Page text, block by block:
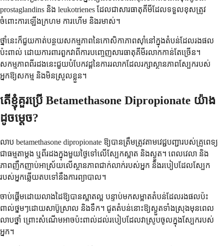
prostaglandins និង leukotrienes ដែល​ជា​សារធាតុ​គីមី​ដែល​ទទួល​ខុស​ត្រូវ​
ចំពោះ​ការ​ឡើង​ក្រហម ការ​ហើម និង​រមាស់។
ថ្នាំ​នេះ​ក៏​ជួយ​កាត់​បន្ថយ​សកម្មភាព​នៃ​កោសិកា​ភាពស៊ាំ​នៅ​ក្នុង​តំបន់​ដែល​រង​ផល​
ប៉ះពាល់ ដោយ​ការពារ​ពួកវា​ពី​ការ​បញ្ចេញ​សារធាតុ​គីមី​រលាក​កាន់តែ​ច្រើន។
សកម្មភាព​ពីរ​ដង​នេះ​ជួយ​បំបែក​វដ្ត​នៃ​ការ​រលាក​ដែល​រក្សា​ស្ថានភាព​ស្បែក​របស់​
អ្នក​ឱ្យ​សកម្ម និង​មិន​ស្រួល​ខ្លួន។
តើ​ខ្ញុំ​គួរ​ប្រើ Betamethasone Dipropionate យ៉ាង​
ដូច​ម្តេច?
លាប betamethasone dipropionate ឱ្យ​បាន​ត្រឹមត្រូវ​តាម​វេជ្ជបញ្ជា​របស់​គ្រូពេទ្យ
ជា​ធម្មតា​ម្តង ឬ​ពីរ​ដង​ក្នុង​មួយ​ថ្ងៃ​ទៅ​លើ​ស្បែក​ស្អាត និង​ស្ងួត។ ពេលវេលា និង​
ភាពញឹកញាប់​អាស្រ័យ​លើ​ស្ថានភាព​ជាក់លាក់​របស់​អ្នក និង​របៀប​ដែល​ស្បែក​
របស់​អ្នក​ឆ្លើយតប​ទៅ​នឹង​ការព្យាបាល។
ចាប់ផ្តើម​ដោយ​លាង​ដៃ​ឱ្យ​បាន​ស្អាត​ល្អ បន្ទាប់​មក​សម្អាត​តំបន់​ដែល​រង​ផល​ប៉ះ
ពាល់​ថ្នមៗ​ដោយ​សាប៊ូ​ស្រាល និង​ទឹក។ ជូត​តំបន់​នោះ​ឱ្យ​ស្ងួត​ទាំងស្រុង​មុន​ពេល​
លាប​ថ្នាំ ព្រោះ​សំណើម​អាច​ប៉ះពាល់​ដល់​របៀប​ដែល​វា​ស្រូប​ចូល​ក្នុង​ស្បែក​របស់​
អ្នក។